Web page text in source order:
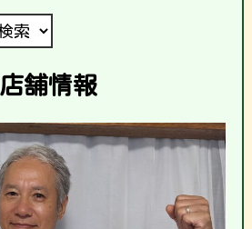
店舗情報